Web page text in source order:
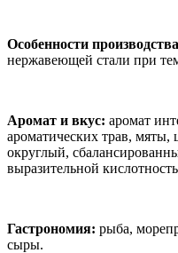
Особенности производства
нержавеющей стали при
Аромат и вкус: аромат
ароматических трав,
округлый,
выразительной
Гастрономия: рыба,
сыры.